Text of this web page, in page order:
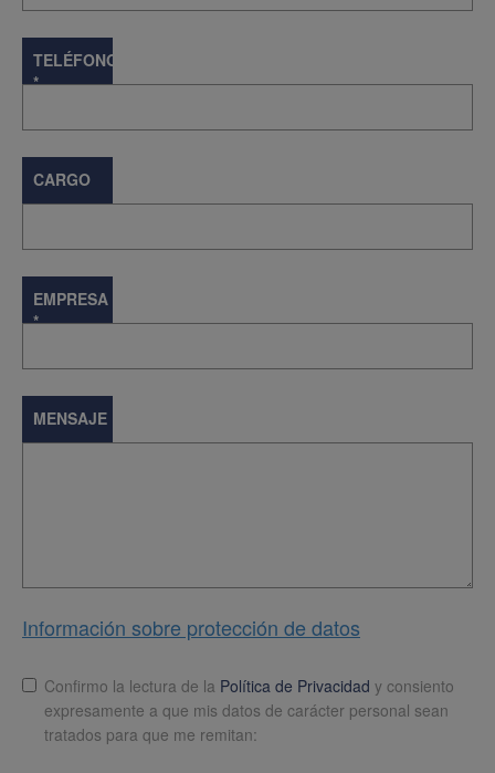
TELÉFONO
*
CARGO
EMPRESA
*
MENSAJE
Información sobre protección de datos
LopdConfirmo la lectura de la Política de Privacidad y consiento
expresamente a que mis datos de carácter personal sean
tratados para que me remitan: